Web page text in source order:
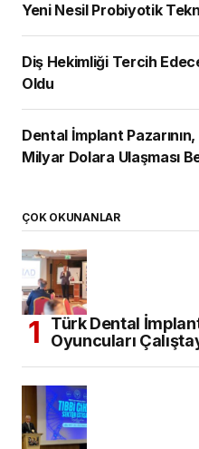
Yeni Nesil Probiyotik
Diş Hekimliği Tercih Edecekler için
Oldu
Dental İmplant
Milyar Dolara Ulaşması
ÇOK OKUNANLAR
Türk Dental
Oyuncuları